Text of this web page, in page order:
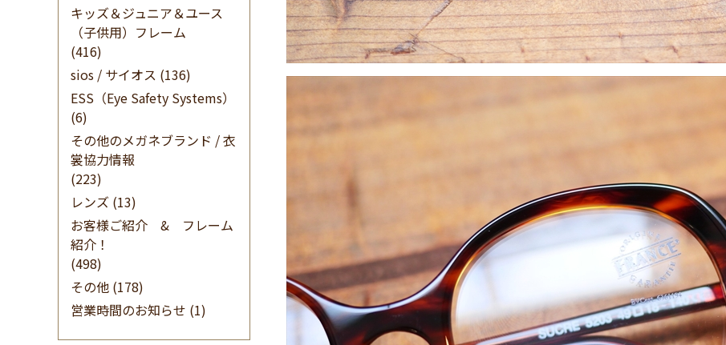
キッズ＆ジュニア＆ユース
（子供用）フレーム
(416)
sios / サイオス (136)
ESS（Eye Safety Systems）
(6)
その他のメガネブランド / 衣
裳協力情報
(223)
レンズ (13)
お客様ご紹介 & フレーム
紹介！
(498)
その他 (178)
営業時間のお知らせ (1)